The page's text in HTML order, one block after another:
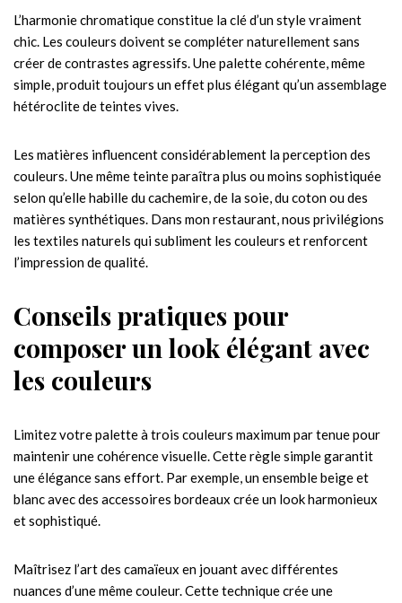
L’harmonie chromatique constitue la clé d’un style vraiment
chic. Les couleurs doivent se compléter naturellement sans
créer de contrastes agressifs. Une palette cohérente, même
simple, produit toujours un effet plus élégant qu’un assemblage
hétéroclite de teintes vives.
Les matières influencent considérablement la perception des
couleurs. Une même teinte paraîtra plus ou moins sophistiquée
selon qu’elle habille du cachemire, de la soie, du coton ou des
matières synthétiques. Dans mon restaurant, nous privilégions
les textiles naturels qui subliment les couleurs et renforcent
l’impression de qualité.
Conseils pratiques pour
composer un look élégant avec
les couleurs
Limitez votre palette à trois couleurs maximum par tenue pour
maintenir une cohérence visuelle. Cette règle simple garantit
une élégance sans effort. Par exemple, un ensemble beige et
blanc avec des accessoires bordeaux crée un look harmonieux
et sophistiqué.
Maîtrisez l’art des camaïeux en jouant avec différentes
nuances d’une même couleur. Cette technique crée une